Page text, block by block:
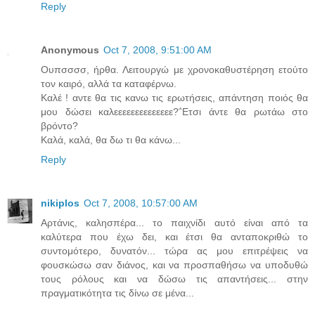
Reply
Anonymous Oct 7, 2008, 9:51:00 AM
Oυπσσσσ, ήρθα. Λειτουργώ με χρονοκαθυστέρηση ετούτο
τον καιρό, αλλά τα καταφέρνω.
Καλέ ! αντε θα τις κανω τις ερωτήσεις, απάντηση ποιός θα
μου δώσει καλεεεεεεεεεεεεεε?΅Ετσι άντε θα ρωτάω στο
βρόντο?
Καλά, καλά, θα δω τι θα κάνω...
Reply
nikiplos Oct 7, 2008, 10:57:00 AM
Αρτάνις, καλησπέρα... το παιχνίδι αυτό είναι από τα
καλύτερα που έχω δει, και έτσι θα ανταποκριθώ το
συντομότερο, δυνατόν... τώρα ας μου επιτρέψεις να
φουσκώσω σαν διάνος, και να προσπαθήσω να υποδυθώ
τους ρόλους και να δώσω τις απαντήσεις... στην
πραγματικότητα τις δίνω σε μένα...